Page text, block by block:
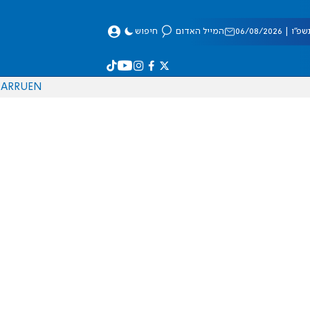
08/2026 המייל האדום חיפוש
EN
RU
AR